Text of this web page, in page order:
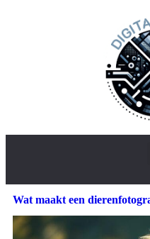
Wat maakt een